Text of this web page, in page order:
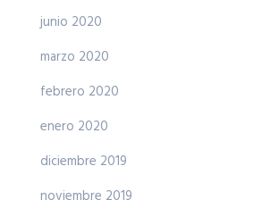
junio 2020
marzo 2020
febrero 2020
enero 2020
diciembre 2019
noviembre 2019